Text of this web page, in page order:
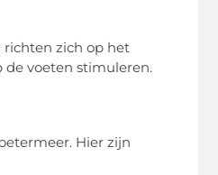
richten zich op het
voeten stimuleren.
Hier zijn